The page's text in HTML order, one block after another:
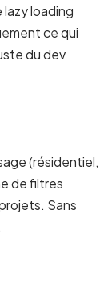
loading
ce qui
du dev
(résidentiel,
de filtres
Sans